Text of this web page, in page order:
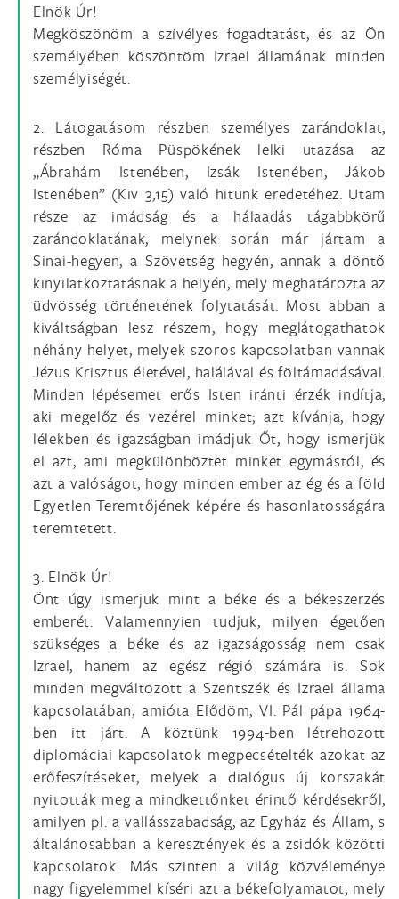
Elnök Úr!
Megköszönöm a szívélyes fogadtatást, és az Ön
személyében köszöntöm Izrael államának minden
személyiségét.
2. Látogatásom részben személyes zarándoklat,
részben Róma Püspökének lelki utazása az
„Ábrahám Istenében, Izsák Istenében, Jákob
Istenében” (Kiv 3,15) való hitünk eredetéhez. Utam
része az imádság és a hálaadás tágabbkörű
zarándoklatának, melynek során már jártam a
Sinai-hegyen, a Szövetség hegyén, annak a döntő
kinyilatkoztatásnak a helyén, mely meghatározta az
üdvösség történetének folytatását. Most abban a
kiváltságban lesz részem, hogy meglátogathatok
néhány helyet, melyek szoros kapcsolatban vannak
Jézus Krisztus életével, halálával és föltámadásával.
Minden lépésemet erős Isten iránti érzék indítja,
aki megelőz és vezérel minket; azt kívánja, hogy
lélekben és igazságban imádjuk Őt, hogy ismerjük
el azt, ami megkülönböztet minket egymástól, és
azt a valóságot, hogy minden ember az ég és a föld
Egyetlen Teremtőjének képére és hasonlatosságára
teremtetett.
3. Elnök Úr!
Önt úgy ismerjük mint a béke és a békeszerzés
emberét. Valamennyien tudjuk, milyen égetően
szükséges a béke és az igazságosság nem csak
Izrael, hanem az egész régió számára is. Sok
minden megváltozott a Szentszék és Izrael állama
kapcsolatában, amióta Elődöm, VI. Pál pápa 1964-
ben itt járt. A köztünk 1994-ben létrehozott
diplomáciai kapcsolatok megpecsételték azokat az
erőfeszítéseket, melyek a dialógus új korszakát
nyitották meg a mindkettőnket érintő kérdésekről,
amilyen pl. a vallásszabadság, az Egyház és Állam, s
általánosabban a keresztények és a zsidók közötti
kapcsolatok. Más szinten a világ közvéleménye
nagy figyelemmel kíséri azt a békefolyamatot, mely